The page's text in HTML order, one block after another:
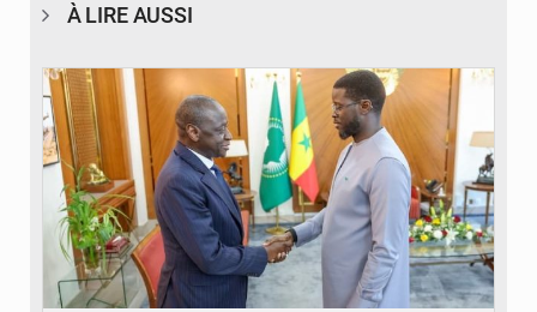
À LIRE AUSSI